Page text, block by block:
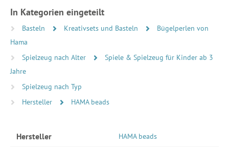
In Kategorien eingeteilt
Basteln Kreativsets und Basteln
Bügelperlen von
Hama
Spielzeug nach Alter
Spiele & Spielzeug für Kinder ab 3
Jahre
Spielzeug nach Typ
Hersteller
HAMA beads
Hersteller HAMA beads